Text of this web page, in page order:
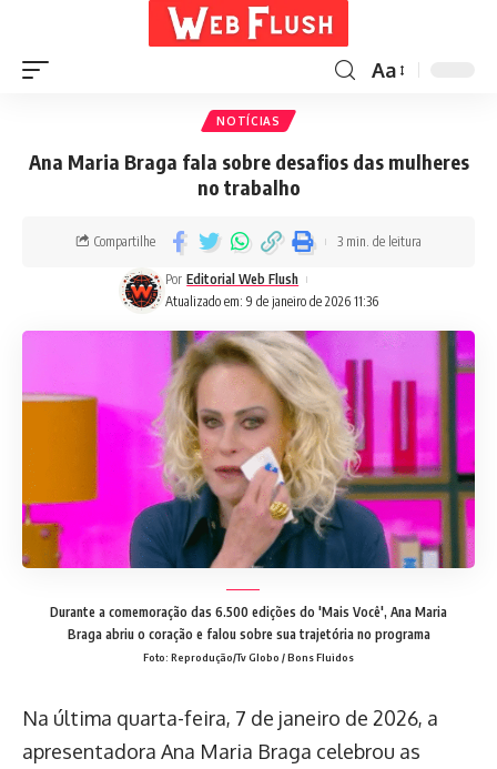
Aa
NOTÍCIAS
Ana Maria Braga fala sobre desafios das mulheres
no trabalho
Atualizado em: 9 de janeiro de 2026 11:36
Por Editorial Web Flush
Compartilhe 3 min. de leitura
Durante a comemoração das 6.500 edições do 'Mais Você', Ana Maria
Braga abriu o coração e falou sobre sua trajetória no programa
Foto: Reprodução/Tv Globo / Bons Fluidos
Na última quarta-feira, 7 de janeiro de 2026, a
apresentadora Ana Maria Braga celebrou as